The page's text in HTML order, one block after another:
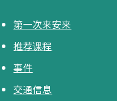
第一次来安来
推荐课程
事件
交通信息